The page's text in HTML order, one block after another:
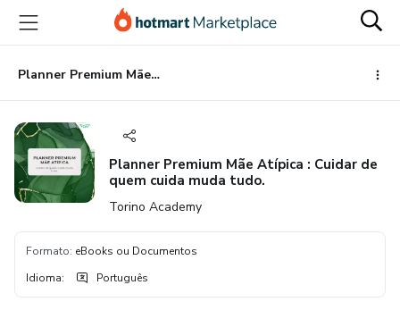
para
conteúdo
principal
para
pagamento
para
rodapé
Planner Premium Mãe Atípica : Cuidar de quem cuida muda tudo.
Planner Premium Mãe Atípica : Cuidar de
quem cuida muda tudo.
Torino Academy
Formato: eBooks ou Documentos
Idioma: Português